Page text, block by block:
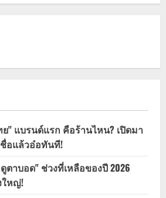
" แบรนด์แรก คือร้านไหน? เปิดมา
อแล้วอ๋อทันที!
ตาบอด" ช่วงที่เหลือของปี 2026
ใหญ่!